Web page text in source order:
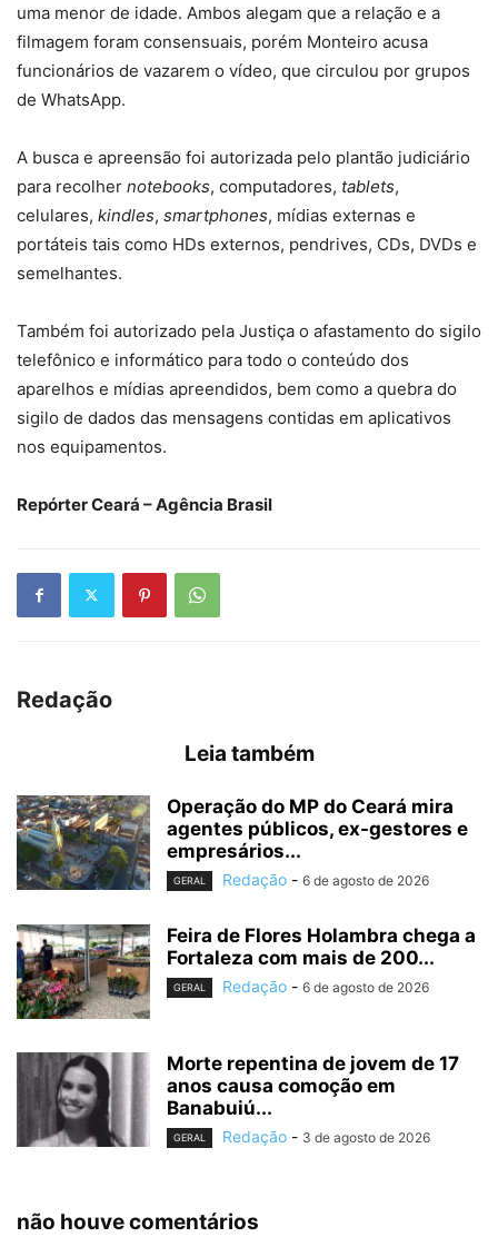
uma menor de idade. Ambos alegam que a relação e a
filmagem foram consensuais, porém Monteiro acusa
funcionários de vazarem o vídeo, que circulou por grupos
de WhatsApp.
A busca e apreensão foi autorizada pelo plantão judiciário
para recolher notebooks, computadores, tablets,
celulares, kindles, smartphones, mídias externas e
portáteis tais como HDs externos, pendrives, CDs, DVDs e
semelhantes.
Também foi autorizado pela Justiça o afastamento do sigilo
telefônico e informático para todo o conteúdo dos
aparelhos e mídias apreendidos, bem como a quebra do
sigilo de dados das mensagens contidas em aplicativos
nos equipamentos.
Repórter Ceará – Agência Brasil
Redação
Leia também
Operação do MP do Ceará mira
agentes públicos, ex-gestores e
empresários...
GERAL Redação - 6 de agosto de 2026
Feira de Flores Holambra chega a
Fortaleza com mais de 200...
GERAL Redação - 6 de agosto de 2026
Morte repentina de jovem de 17
anos causa comoção em
Banabuiú...
GERAL Redação - 3 de agosto de 2026
não houve comentários